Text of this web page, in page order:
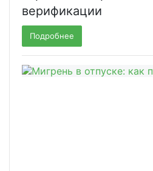
верификации
Подробнее